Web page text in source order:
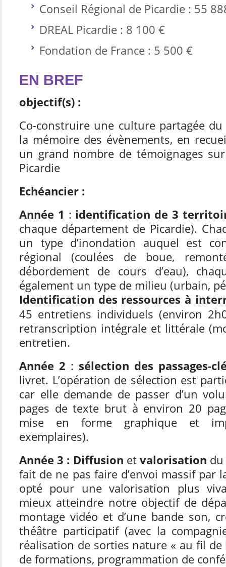
Conseil Régional de Picardie : 55
DREAL Picardie : 8 100 €
Fondation de France : 5 500 €
EN BREF
objectif(s) :
Co-construire une culture partagée
la mémoire des évènements, en
un grand nombre de témoignages
Picardie
Echéancier :
Année 1 : identification de 3
chaque département de Picardie).
un type d’inondation auquel est
régional (coulées de boue,
débordement de cours d’eau),
également un type de milieu (urbain,
Identification des ressources à
45 entretiens individuels (environ
retranscription intégrale et littérale
entretien.
Année 2 : sélection des passages-
livret. L’opération de sélection est
car elle demande de passer d’un
pages de texte brut à environ 20
mise en forme graphique et
exemplaires).
Année 3 : Diffusion et valorisation
fait de ne pas faire d’envoi massif par
opté pour une valorisation plus
mieux atteindre notre objectif de
montage vidéo et d’une bande son,
théâtre participatif (avec la
réalisation de sorties nature « au fil de
de formations, programmation de